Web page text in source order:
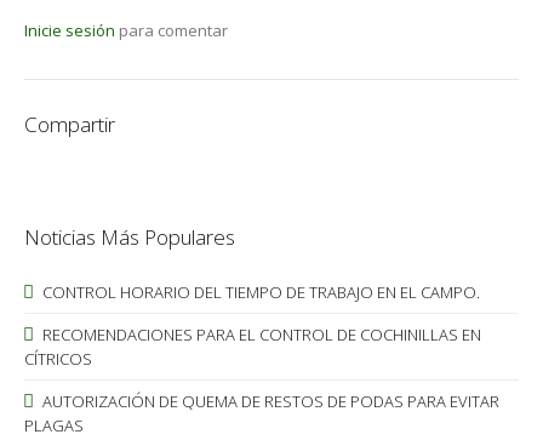
Inicie sesión para comentar
Compartir
Noticias Más Populares
CONTROL HORARIO DEL TIEMPO DE TRABAJO EN EL CAMPO.
RECOMENDACIONES PARA EL CONTROL DE COCHINILLAS EN
CÍTRICOS
AUTORIZACIÓN DE QUEMA DE RESTOS DE PODAS PARA EVITAR
PLAGAS